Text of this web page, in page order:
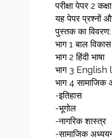
परीक्षा पेपर 2
यह पेपर प्रश्नों
पुस्तक का विवरण:
भाग 1 बाल
भाग 2 हिंदी भाषा
भाग 3 English
भाग 4 सामाजिक
-इतिहास
-भूगोल
-नागरिक शास्त्र
-सामाजिक